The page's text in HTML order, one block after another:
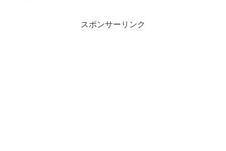
スポンサーリンク